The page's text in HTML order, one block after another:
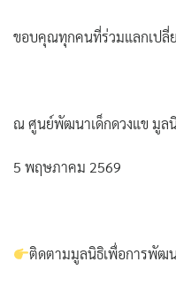
ขอบคุณทุกคนที่ร่วมแลกเปลี่
ณ ศูนย์พัฒนาเด็กดวงแข มูล
5 พฤษภาคม 2569
ติดตามมูลนิธิเพื่อการพัฒ